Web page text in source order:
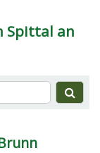
Spittal an